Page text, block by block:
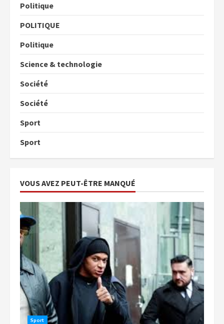
Politique
POLITIQUE
Politique
Science & technologie
Société
Société
Sport
Sport
VOUS AVEZ PEUT-ÊTRE MANQUÉ
Sport